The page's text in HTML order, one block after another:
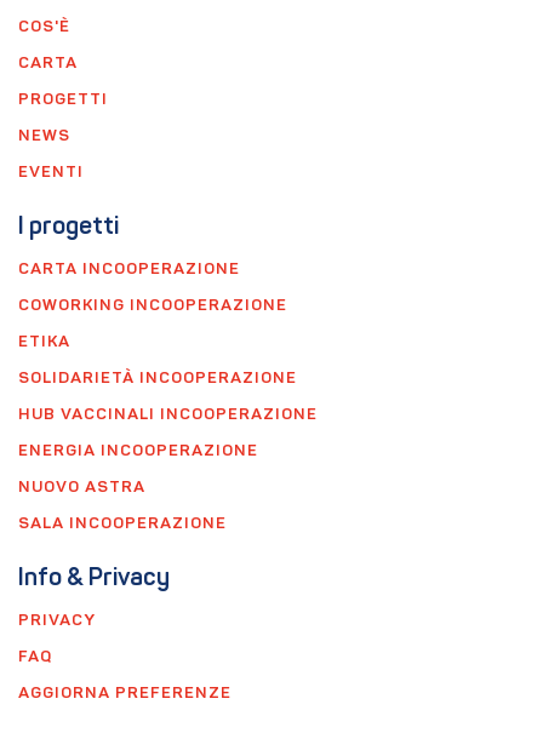
COS'È
CARTA
PROGETTI
NEWS
EVENTI
I progetti
CARTA INCOOPERAZIONE
COWORKING INCOOPERAZIONE
ETIKA
SOLIDARIETÀ INCOOPERAZIONE
HUB VACCINALI INCOOPERAZIONE
ENERGIA INCOOPERAZIONE
NUOVO ASTRA
SALA INCOOPERAZIONE
Info & Privacy
PRIVACY
FAQ
AGGIORNA PREFERENZE